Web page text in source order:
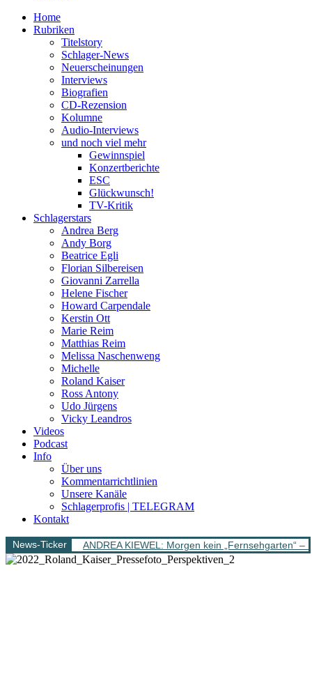
Home
Rubriken
Titelstory
Schlager-News
Neuerscheinungen
Interviews
Biografien
CD-Rezension
Kolumne
Audio-Interviews
und noch viel mehr
Gewinnspiel
Konzertberichte
ESC
Glückwunsch!
TV-Kritik
Schlagerstars
Andrea Berg
Andy Borg
Beatrice Egli
Florian Silbereisen
Giovanni Zarrella
Helene Fischer
Howard Carpendale
Kerstin Ott
Marie Reim
Matthias Reim
Melissa Naschenweng
Michelle
Roland Kaiser
Ross Antony
Udo Jürgens
Vicky Leandros
Videos
Podcast
Info
Über uns
Kommentarrichtlinien
Unsere Kanäle
Schlagerprofis | TELEGRAM
Kontakt
News-Ticker ANDREA KIEWEL: Morgen kein „Fernsehgarten“